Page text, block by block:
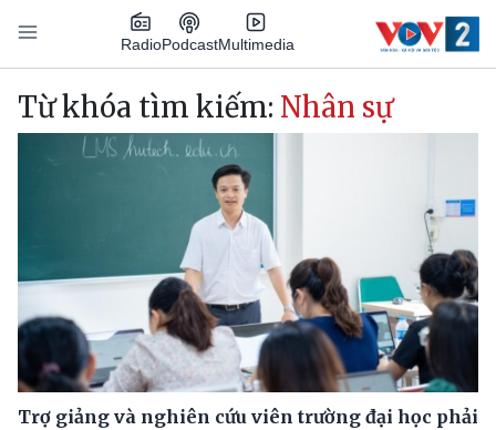
Nhảy đến nội dung
RadioPodcastMultimedia
Main navigation
Từ khóa tìm kiếm: Nhân sự
Trợ giảng và nghiên cứu viên trường đại học phải